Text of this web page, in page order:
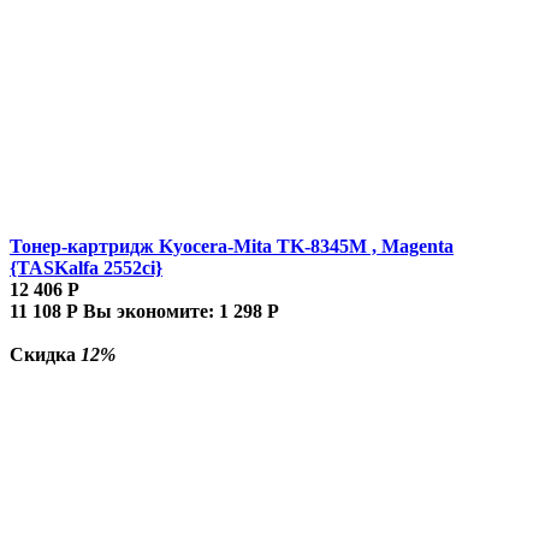
Тонер-картридж Kyocera-Mita TK-8345M , Magenta
{TASKalfa 2552ci}
12 406 Р
11 108 Р Вы экономите: 1 298 Р
Скидка 12%